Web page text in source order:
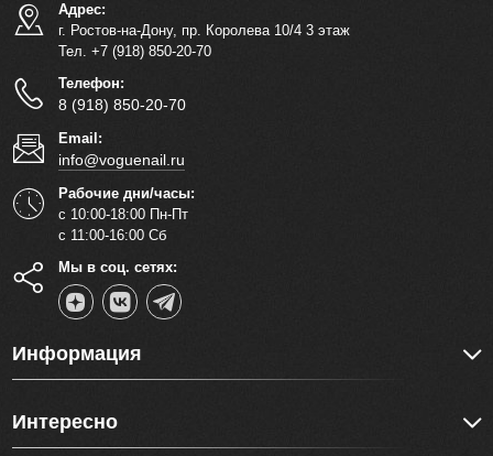
Адрес:
г. Ростов-на-Дону, пр. Королева 10/4 3 этаж
Тел. +7 (918) 850-20-70
Телефон:
8 (918) 850-20-70
Email:
info@voguenail.ru
Рабочие дни/часы:
с 10:00-18:00 Пн-Пт
с 11:00-16:00 Сб
Мы в соц. сетях:
Информация
Интересно